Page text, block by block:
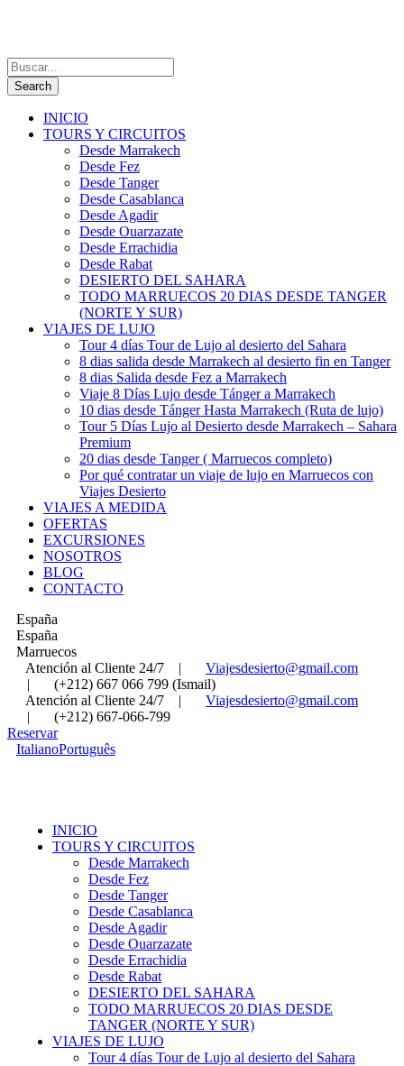
INICIO
TOURS Y CIRCUITOS
Desde Marrakech
Desde Fez
Desde Tanger
Desde Casablanca
Desde Agadir
Desde Ouarzazate
Desde Errachidia
Desde Rabat
DESIERTO DEL SAHARA
TODO MARRUECOS 20 DIAS DESDE TANGER
(NORTE Y SUR)
VIAJES DE LUJO
Tour 4 días Tour de Lujo al desierto del Sahara
8 dias salida desde Marrakech al desierto fin en Tanger
8 dias Salida desde Fez a Marrakech
Viaje 8 Días Lujo desde Tánger a Marrakech
10 dias desde Tánger Hasta Marrakech (Ruta de lujo)
Tour 5 Días Lujo al Desierto desde Marrakech – Sahara
Premium
20 dias desde Tanger ( Marruecos completo)
Por qué contratar un viaje de lujo en Marruecos con
Viajes Desierto
VIAJES A MEDIDA
OFERTAS
EXCURSIONES
NOSOTROS
BLOG
CONTACTO
España
España
Marruecos
Atención al Cliente 24/7
|
Viajesdesierto@gmail.com
|
(+212) 667 066 799 (Ismail)
Atención al Cliente 24/7
|
Viajesdesierto@gmail.com
|
(+212) 667-066-799
Reservar
ItalianoPortuguês
INICIO
TOURS Y CIRCUITOS
Desde Marrakech
Desde Fez
Desde Tanger
Desde Casablanca
Desde Agadir
Desde Ouarzazate
Desde Errachidia
Desde Rabat
DESIERTO DEL SAHARA
TODO MARRUECOS 20 DIAS DESDE
TANGER (NORTE Y SUR)
VIAJES DE LUJO
Tour 4 días Tour de Lujo al desierto del Sahara